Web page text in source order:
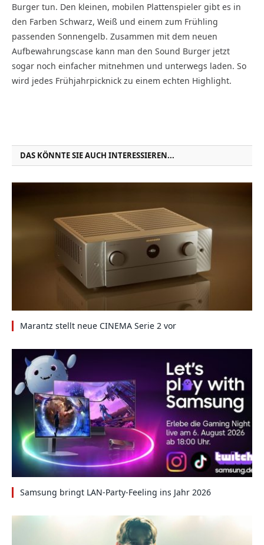
Burger tun. Den kleinen, mobilen Plattenspieler gibt es in
den Farben Schwarz, Weiß und einem zum Frühling
passenden Sonnengelb. Zusammen mit dem neuen
Aufbewahrungscase kann man den Sound Burger jetzt
sogar noch einfacher mitnehmen und unterwegs laden. So
wird jedes Frühjahrpicknick zu einem echten Highlight.
DAS KÖNNTE SIE AUCH INTERESSIEREN...
Marantz stellt neue CINEMA Serie 2 vor
Samsung bringt LAN-Party-Feeling ins Jahr 2026